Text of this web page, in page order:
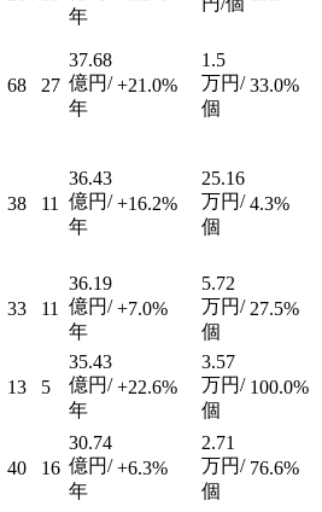
年
68 27
37.68
億円/
年
+21.0%
1.5
万円/
個
33.0%
38 11
36.43
億円/
年
+16.2%
25.16
万円/
個
4.3%
33 11
36.19
億円/
年
+7.0%
5.72
万円/
個
27.5%
13 5
35.43
億円/
年
+22.6%
3.57
万円/
個
100.0%
40 16
30.74
億円/
年
+6.3%
2.71
万円/
個
76.6%